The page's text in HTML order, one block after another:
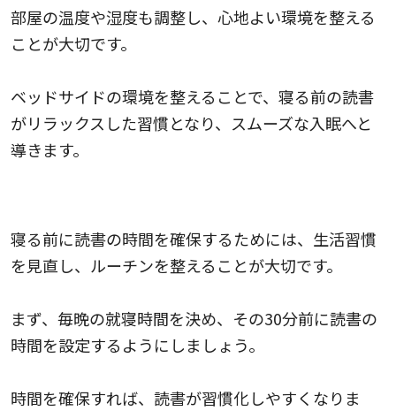
部屋の温度や湿度も調整し、心地よい環境を整える
ことが大切です。
ベッドサイドの環境を整えることで、寝る前の読書
がリラックスした習慣となり、スムーズな入眠へと
導きます。
寝る前に読書の時間を確保するためには、生活習慣
を見直し、ルーチンを整えることが大切です。
まず、毎晩の就寝時間を決め、その30分前に読書の
時間を設定するようにしましょう。
時間を確保すれば、読書が習慣化しやすくなりま